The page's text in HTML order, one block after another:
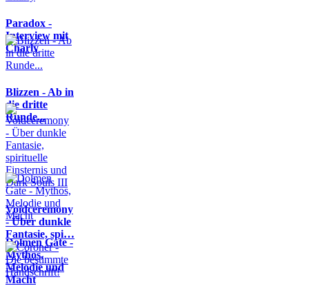
Paradox -
Interview mit
Charly
Blizzen - Ab in
die dritte
Runde...
Voidceremony
- Über dunkle
Fantasie, spi…
Dolmen Gate -
Mythos,
Melodie und
Macht